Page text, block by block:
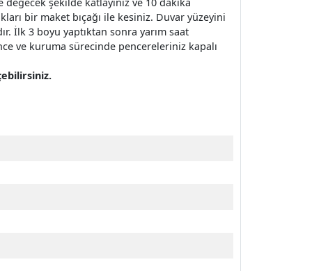
bir maket bıçağı ile kesiniz. Duvar yüzeyini
İlk 3 boyu yaptıktan sonra yarım saat
ve kuruma sürecinde pencereleriniz kapalı